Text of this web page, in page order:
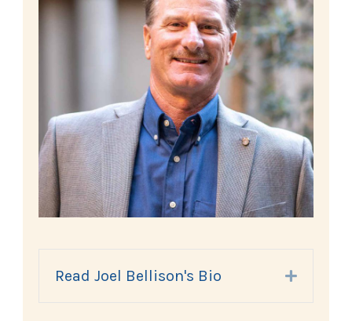
Read Joel Bellison's Bio Expand